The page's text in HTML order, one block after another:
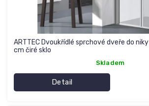
ARTTEC Dvoukřídlé sprchové dveře do niky
cm čiré sklo
Skladem
Detail